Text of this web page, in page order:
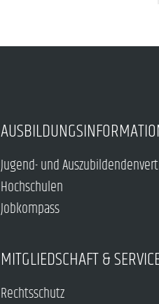
Jugend- und
Hochschulen
Jobkompass
MITGLIEDSCHAFT &
Rechtsschutz